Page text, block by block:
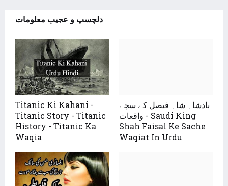
دلچسپ و عجیب معلومات
Titanic Ki Kahani -
Titanic Story - Titanic
History - Titanic Ka
Waqia
بادشاہ شاہ فیصل کے سچے
واقعات - Saudi King
Shah Faisal Ke Sache
Waqiat In Urdu